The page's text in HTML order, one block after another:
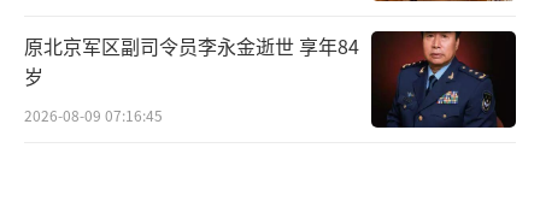
原北京军区副司令员李永金逝世 享年84
岁
2026-08-09 07:16:45